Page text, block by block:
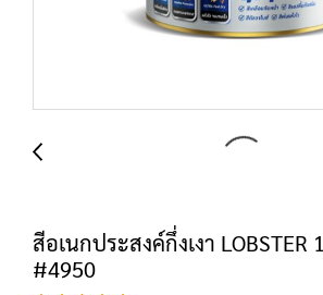
สีอเนกประสงค์กึ่งเงา LOBSTER
#4950